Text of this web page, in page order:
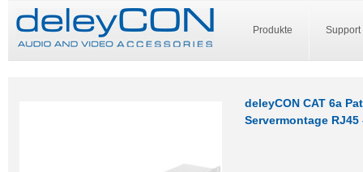
Produkte Support
deleyCON CAT 6a
Servermontage RJ45